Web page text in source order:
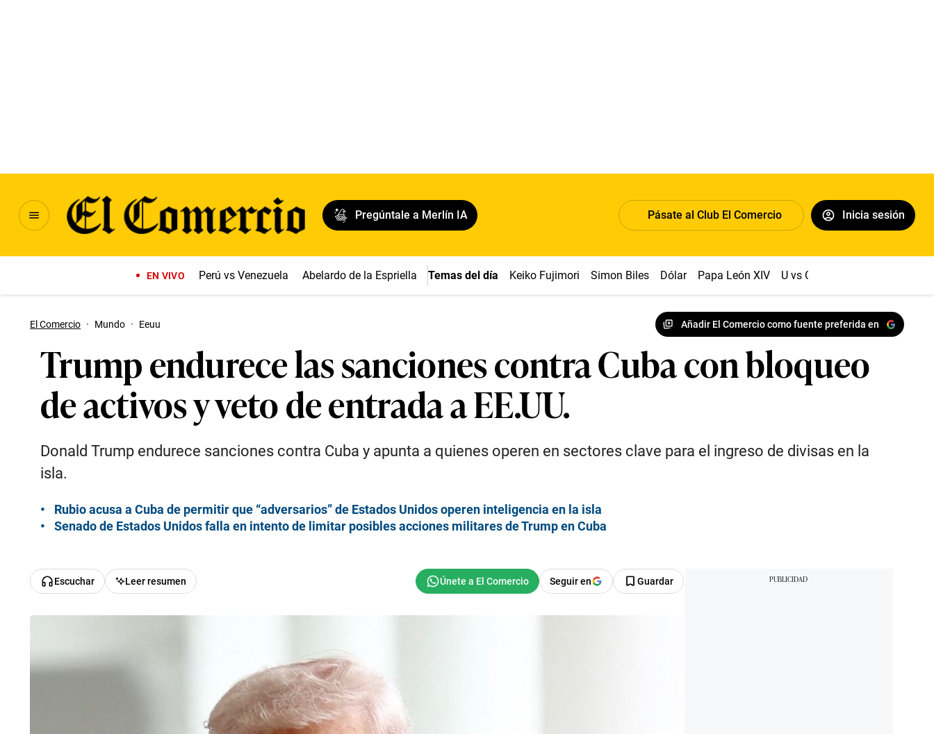
Pregúntale a Merlín IA Pásate al Club El Comercio Inicia sesión
EN VIVO Perú vs Venezuela Abelardo de la Espriella Temas del día Keiko Fujimori Simon Biles Dólar Papa León XIV U vs Cristal
El Comercio · Mundo · Eeuu Añadir El Comercio como fuente preferida en
Trump endurece las sanciones contra Cuba con bloqueo
de activos y veto de entrada a EE.UU.
Donald Trump endurece sanciones contra Cuba y apunta a quienes operen en sectores clave para el ingreso de divisas en la
isla.
Rubio acusa a Cuba de permitir que “adversarios” de Estados Unidos operen inteligencia en la isla
Senado de Estados Unidos falla en intento de limitar posibles acciones militares de Trump en Cuba
Escuchar Leer resumen Seguir en Guardar